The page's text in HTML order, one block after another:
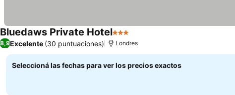
Bluedaws Private Hotel3 Estrellas
8,9Excelente (30 puntuaciones) Londres
Seleccioná las fechas para ver los precios exactos